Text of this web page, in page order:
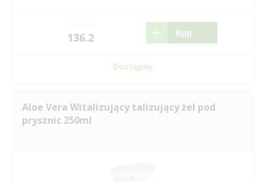
136.2 Kup
Dostępny
Aloe Vera Witalizujący talizujący żel pod
prysznic 250ml